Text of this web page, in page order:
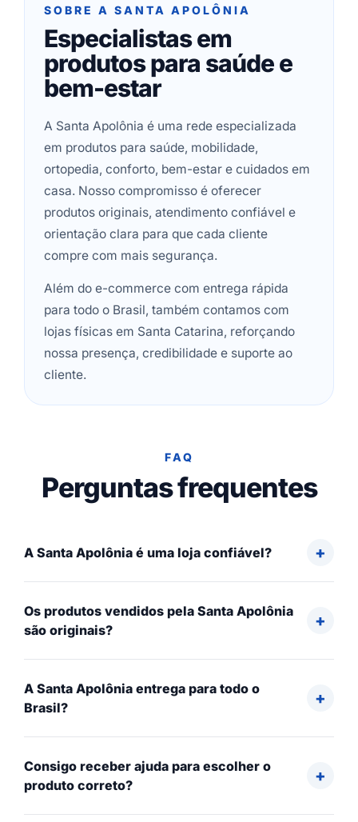
SOBRE A SANTA APOLÔNIA
Especialistas em
produtos para saúde e
bem-estar
A Santa Apolônia é uma rede especializada
em produtos para saúde, mobilidade,
ortopedia, conforto, bem-estar e cuidados em
casa. Nosso compromisso é oferecer
produtos originais, atendimento confiável e
orientação clara para que cada cliente
compre com mais segurança.
Além do e-commerce com entrega rápida
para todo o Brasil, também contamos com
lojas físicas em Santa Catarina, reforçando
nossa presença, credibilidade e suporte ao
cliente.
FAQ
Perguntas frequentes
A Santa Apolônia é uma loja confiável?
Os produtos vendidos pela Santa Apolônia
são originais?
A Santa Apolônia entrega para todo o
Brasil?
Consigo receber ajuda para escolher o
produto correto?